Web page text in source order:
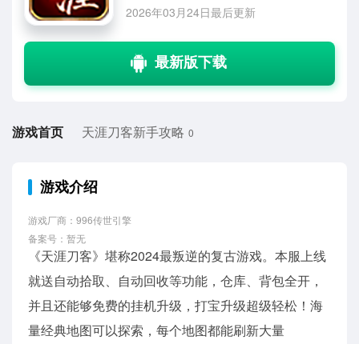
2026年03月24日最后更新
游戏首页 天涯刀客新手攻略 0
游戏介绍
游戏厂商：996传世引擎
备案号：暂无
《天涯刀客》堪称2024最叛逆的复古游戏。本服上线
就送自动拾取、自动回收等功能，仓库、背包全开，
并且还能够免费的挂机升级，打宝升级超级轻松！海
量经典地图可以探索，每个地图都能刷新大量